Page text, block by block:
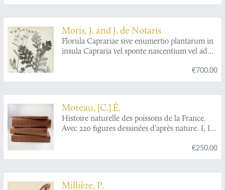
Moris, J. and J. de Notaris
Florula Caprariae sive enumertio plantarum in
insula Capraria vel sponte nascentium vel ad
€700.00
Moreau, [C.] É.
Histoire naturelle des poissons de la France.
Avec 220 figures dessinées d'après nature. I, II,
France. Supplément. Avec 7 figures dans le
texte. [Complete].
€250.00
Millière, P.